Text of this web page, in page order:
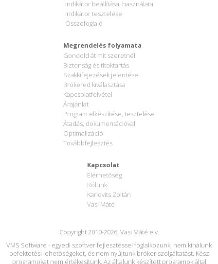
Indikátor beállítása, használata
Indikátor tesztelése
Összefoglaló
Megrendelés folyamata
Gondold át mit szeretnél
Biztonság és titoktartás
Szakkifejezések jelentése
Brókered kiválasztása
Kapcsolatfelvétel
Árajánlat
Program elkészítése, tesztelése
Átadás, dokumentációval
Optimalizáció
Továbbfejlesztés
Kapcsolat
Elérhetőség
Rólunk
Karlovits Zoltán
Vasi Máté
Copyright 2010-2026, Vasi Máté e.v.
VMS Software - egyedi szoftver fejlesztéssel foglalkozunk, nem kínálunk
befektetési lehetőségeket, és nem nyújtunk bróker szolgáltatást. Kész
programokat nem értékesítünk. Az általunk készített programok által